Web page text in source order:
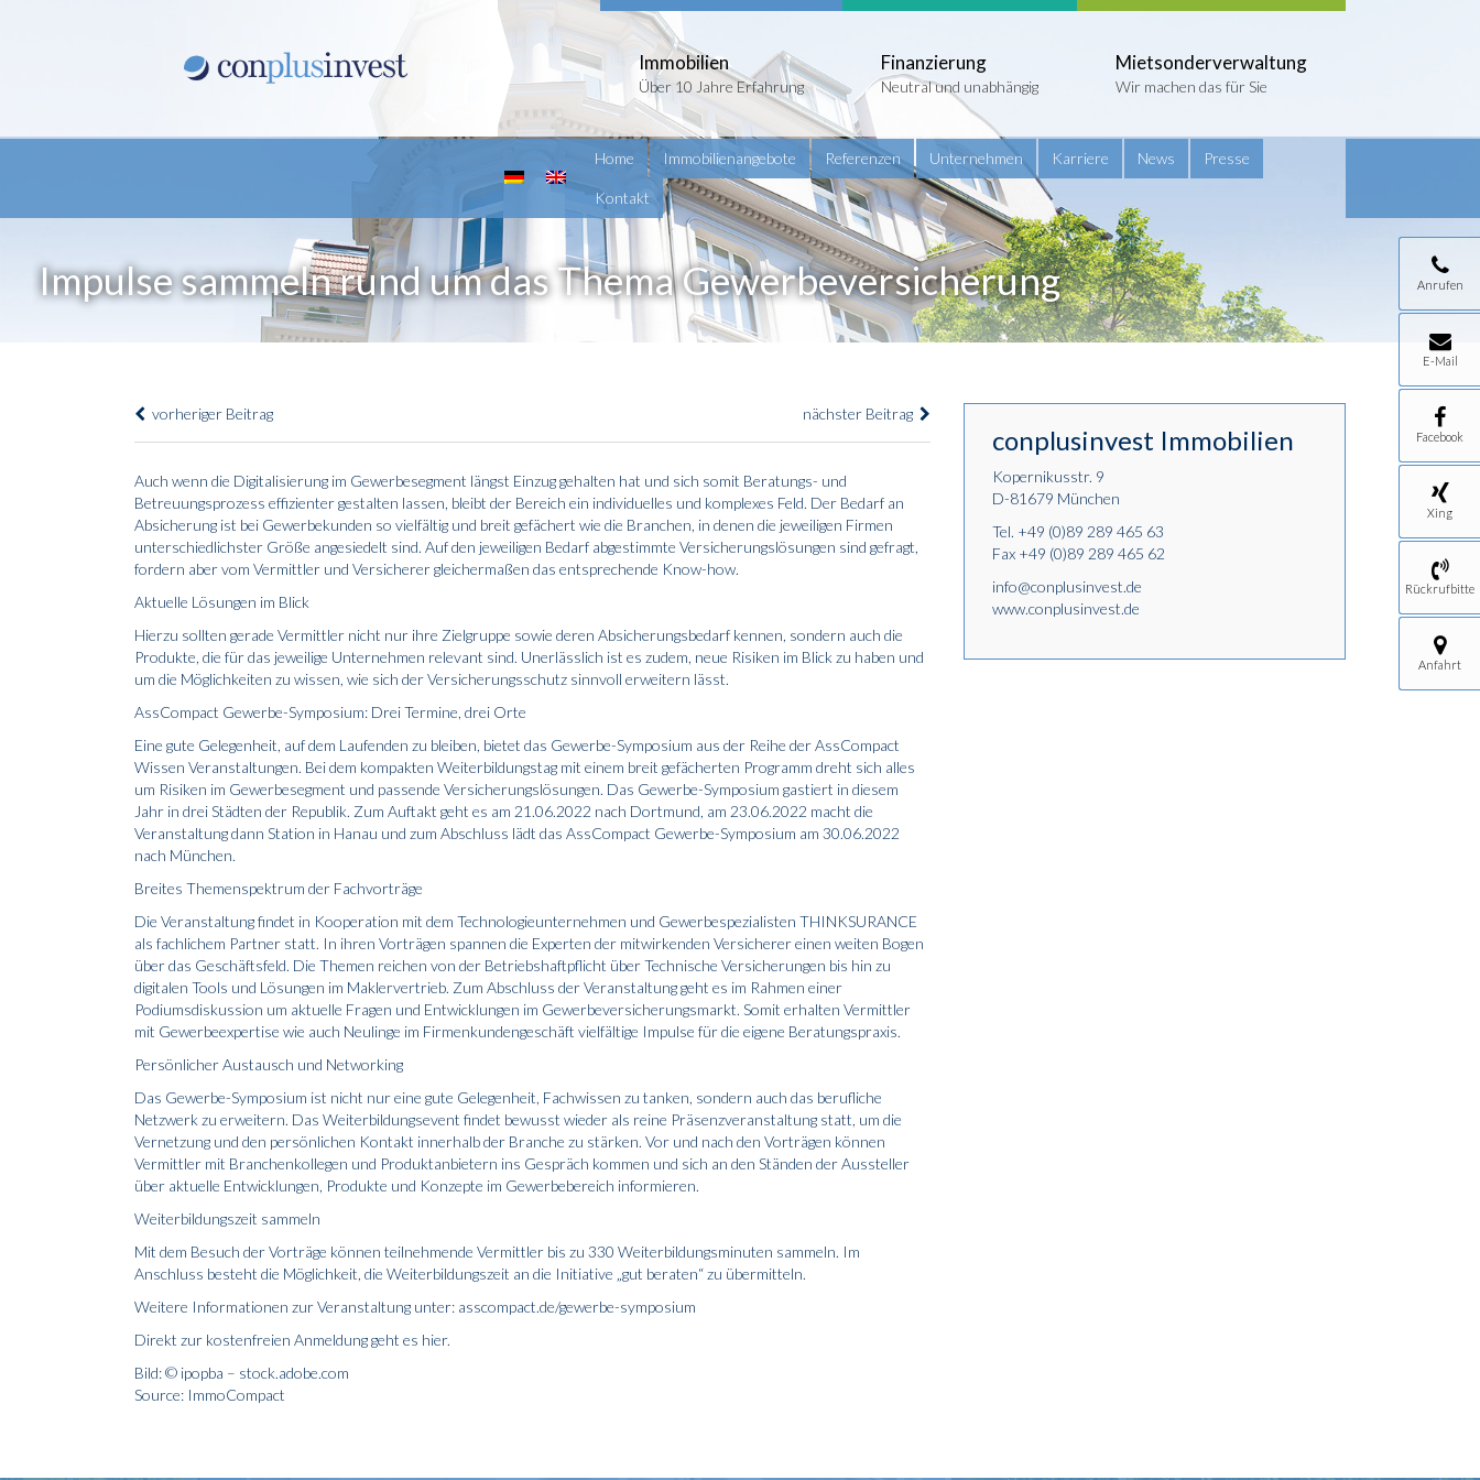
Immobilien
Über 10 Jahre Erfahrung
Finanzierung
Neutral und unabhängig
Mietsonderverwaltung
Wir machen das für Sie
Home Immobilienangebote Referenzen Unternehmen Karriere News Presse
Kontakt
Impulse sammeln rund um das Thema Gewerbeversicherung Anrufen
E-Mail
Facebook
Xing
Rückrufbitte
Anfahrt
vorheriger Beitrag nächster Beitrag
Auch wenn die Digitalisierung im Gewerbesegment längst Einzug gehalten hat und sich somit Beratungs- und
Betreuungsprozess effizienter gestalten lassen, bleibt der Bereich ein individuelles und komplexes Feld. Der Bedarf an
Absicherung ist bei Gewerbekunden so vielfältig und breit gefächert wie die Branchen, in denen die jeweiligen Firmen
unterschiedlichster Größe angesiedelt sind. Auf den jeweiligen Bedarf abgestimmte Versicherungslösungen sind gefragt,
fordern aber vom Vermittler und Versicherer gleichermaßen das entsprechende Know-how.
Aktuelle Lösungen im Blick
Hierzu sollten gerade Vermittler nicht nur ihre Zielgruppe sowie deren Absicherungsbedarf kennen, sondern auch die
Produkte, die für das jeweilige Unternehmen relevant sind. Unerlässlich ist es zudem, neue Risiken im Blick zu haben und
um die Möglichkeiten zu wissen, wie sich der Versicherungsschutz sinnvoll erweitern lässt.
AssCompact Gewerbe-Symposium: Drei Termine, drei Orte
Eine gute Gelegenheit, auf dem Laufenden zu bleiben, bietet das Gewerbe-Symposium aus der Reihe der AssCompact
Wissen Veranstaltungen. Bei dem kompakten Weiterbildungstag mit einem breit gefächerten Programm dreht sich alles
um Risiken im Gewerbesegment und passende Versicherungslösungen. Das Gewerbe-Symposium gastiert in diesem
Jahr in drei Städten der Republik. Zum Auftakt geht es am 21.06.2022 nach Dortmund, am 23.06.2022 macht die
Veranstaltung dann Station in Ha­nau und zum Abschluss lädt das AssCompact Gewerbe-Symposium am 30.06.2022
nach München.
Breites Themenspektrum der Fachvorträge
Die Veranstaltung findet in Kooperation mit dem Technologieunternehmen und Gewerbespezialisten THINKSURANCE
als fachlichem Partner statt. In ihren Vorträgen spannen die Experten der mitwirkenden Versicherer einen weiten Bogen
über das Geschäftsfeld. Die Themen reichen von der Betriebshaftpflicht über Technische Versicherungen bis hin zu
digitalen Tools und Lösungen im Maklervertrieb. Zum Abschluss der Veranstaltung geht es im Rahmen einer
Podiumsdiskussion um aktuelle Fragen und Entwicklungen im Gewerbeversicherungsmarkt. Somit erhalten Vermittler
mit Gewerbeexpertise wie auch Neulinge im Firmenkundengeschäft vielfältige Impulse für die eigene Beratungspraxis.
Persönlicher Austausch und Networking
Das Gewerbe-Symposium ist nicht nur eine gute Gelegenheit, Fachwissen zu tanken, sondern auch das berufliche
Netzwerk zu erweitern. Das Weiterbildungsevent findet bewusst wieder als reine Präsenz­veranstaltung statt, um die
Vernetzung und den persönlichen Kontakt innerhalb der Branche zu stärken. Vor und nach den Vorträgen können
Vermittler mit Branchenkollegen und Produktanbietern ins Gespräch kommen und sich an den Ständen der Aussteller
über aktuelle Entwicklungen, Produkte und Konzepte im Gewerbebereich informieren.
Weiterbildungszeit sammeln
Mit dem Besuch der Vorträge können teilnehmende Vermittler bis zu 330 Weiterbildungsminuten sammeln. Im
Anschluss besteht die Möglichkeit, die Weiterbildungszeit an die Initiative „gut beraten“ zu übermitteln.
Weitere Informationen zur Veranstaltung unter: asscompact.de/gewerbe-symposium
Direkt zur kostenfreien Anmeldung geht es hier.
Bild: © ipopba – stock.adobe.com
Source: ImmoCompact
conplusinvest Immobilien
Kopernikusstr. 9
D-81679 München
Tel. +49 (0)89 289 465 63
Fax +49 (0)89 289 465 62
info@conplusinvest.de
www.conplusinvest.de